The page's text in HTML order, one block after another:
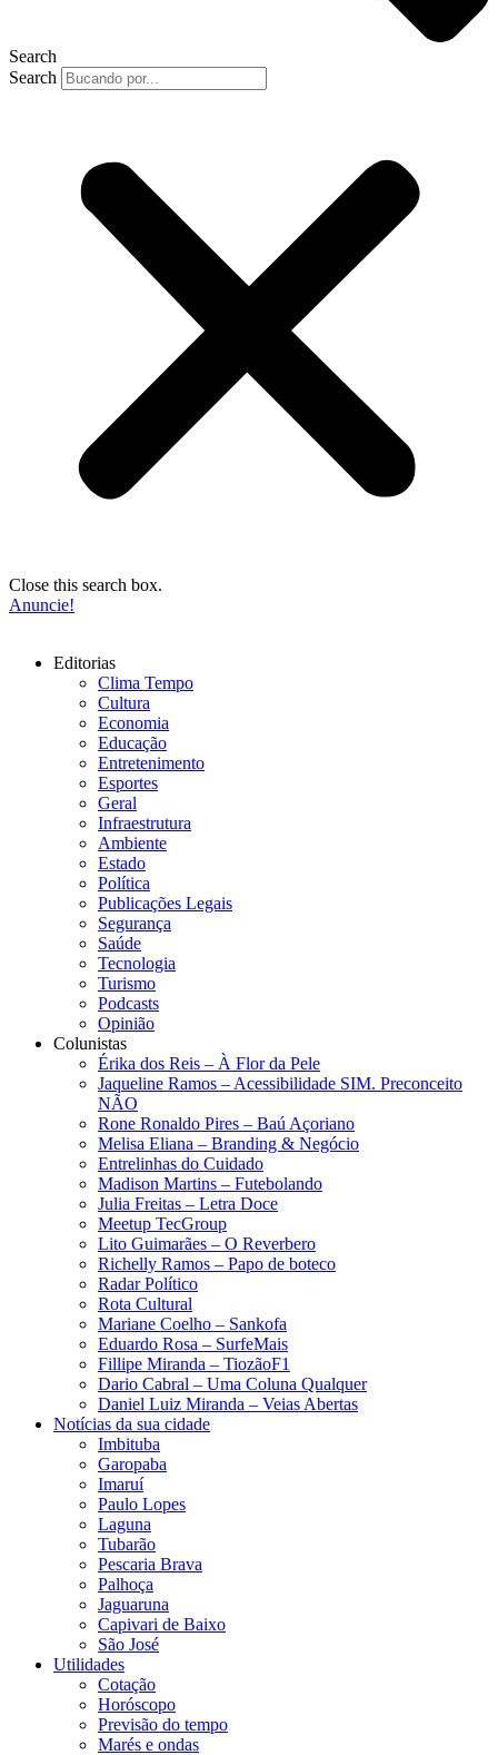
Search
Search
Close this search box.
Anuncie!
Editorias
Clima Tempo
Cultura
Economia
Educação
Entretenimento
Esportes
Geral
Infraestrutura
Ambiente
Estado
Política
Publicações Legais
Segurança
Saúde
Tecnologia
Turismo
Podcasts
Opinião
Colunistas
Érika dos Reis​ – À Flor da Pele
Jaqueline Ramos – Acessibilidade SIM. Preconceito
NÃO
Rone Ronaldo Pires – Baú Açoriano
Melisa Eliana – Branding & Negócio
Entrelinhas do Cuidado
Madison Martins – Futebolando
Julia Freitas​ – Letra Doce
Meetup TecGroup
Lito Guimarães – O Reverbero
Richelly Ramos​ – Papo de boteco
Radar Político
Rota Cultural
Mariane Coelho – Sankofa
Eduardo Rosa​ – SurfeMais
Fillipe Miranda – TiozãoF1
Dario Cabral – Uma Coluna Qualquer
Daniel Luiz Miranda – Veias Abertas
Notícias da sua cidade
Imbituba
Garopaba
Imaruí
Paulo Lopes
Laguna
Tubarão
Pescaria Brava
Palhoça
Jaguaruna
Capivari de Baixo
São José
Utilidades
Cotação
Horóscopo
Previsão do tempo
Marés e ondas